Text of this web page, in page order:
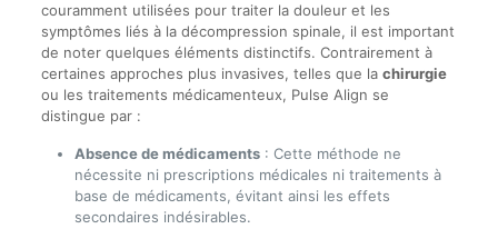
couramment utilisées pour traiter la douleur et les
symptômes liés à la décompression spinale, il est important
de noter quelques éléments distinctifs. Contrairement à
certaines approches plus invasives, telles que la chirurgie
ou les traitements médicamenteux, Pulse Align se
distingue par :
Absence de médicaments: Cette méthode ne
nécessite ni prescriptions médicales ni traitements à
base de médicaments, évitant ainsi les effets
secondaires indésirables.